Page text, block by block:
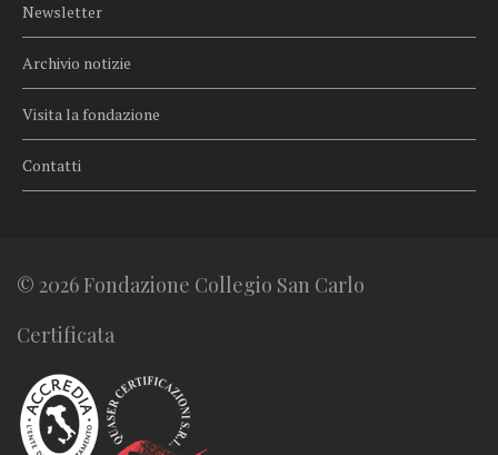
Newsletter
Archivio notizie
Visita la fondazione
Contatti
© 2026 Fondazione Collegio San Carlo
Certificata